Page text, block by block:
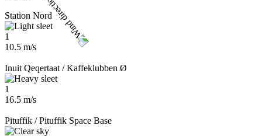
Station Nord
1
10.5 m/s
Inuit Qeqertaat / Kaffeklubben Ø
1
16.5 m/s
Pituffik / Pituffik Space Base